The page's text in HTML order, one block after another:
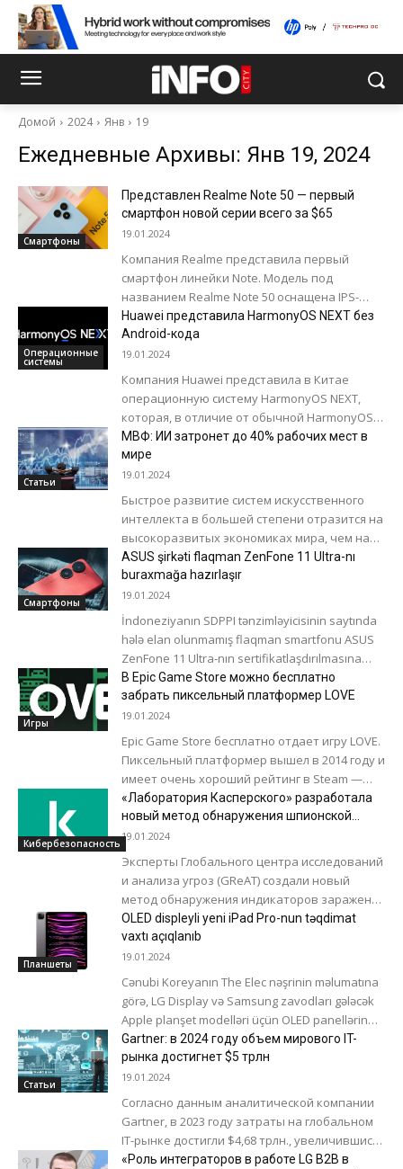
Домой 2024 Янв 19
Ежедневные Архивы: Янв 19, 2024
Смартфоны
Представлен Realme Note 50 — первый
смартфон новой серии всего за $65
19.01.2024
Компания Realme представила первый
смартфон линейки Note. Модель под
названием Realme Note 50 оснащена IPS-
экраном диагональю 6,74 дюйма с
разрешением 1600x720 пикселей (260 ppi),...
Операционные
системы
Huawei представила HarmonyOS NEXT без
Android-кода
19.01.2024
Компания Huawei представила в Китае
операционную систему HarmonyOS NEXT,
которая, в отличие от обычной HarmonyOS,
не базируется на Android AOSP (Android Open
Source Project),...
Статьи
МВФ: ИИ затронет до 40% рабочих мест в
мире
19.01.2024
Быстрое развитие систем искусственного
интеллекта в большей степени отразится на
высокоразвитых экономиках мира, чем на
странах с растущей экономикой и низким
доходом на душу...
Смартфоны
ASUS şirkəti flaqman ZenFone 11 Ultra-nı
buraxmağa hazırlaşır
19.01.2024
İndoneziyanın SDPPI tənzimləyicisinin saytında
hələ elan olunmamış flaqman smartfonu ASUS
ZenFone 11 Ultra-nın sertifikatlaşdırılmasına
dair məlumatlar ortaya çıxdı. Qadcet
asus_aı2401_h indeksi altında qeydiyyata alındı.
Əvvəllər...
Игры
В Epic Game Store можно бесплатно
забрать пиксельный платформер LOVE
19.01.2024
Epic Game Store бесплатно отдает игру LOVE.
Пиксельный платформер вышел в 2014 году и
имеет очень хороший рейтинг в Steam —
92% положительных отзывов....
Кибербезопасность
«Лаборатория Касперского» разработала
новый метод обнаружения шпионской
программы Pegasus на iPhone
19.01.2024
Эксперты Глобального центра исследований
и анализа угроз (GReAT) создали новый
метод обнаружения индикаторов заражения
устройств на iOS сложным шпионским ПО,
таким как Pegasus, Reign...
Планшеты
OLED displeyli yeni iPad Pro-nun təqdimat
vaxtı açıqlanıb
19.01.2024
Cənubi Koreyanın The Elec nəşrinin məlumatına
görə, LG Display və Samsung zavodları gələcək
Apple planşet modelləri üçün OLED panellərin
kütləvi istehsalına başlayıblar. Mənbə iddia...
Статьи
Gartner: в 2024 году объем мирового IT-
рынка достигнет $5 трлн
19.01.2024
Согласно данным аналитической компании
Gartner, в 2023 году затраты на глобальном
IT-рынке достигли $4,68 трлн., увеличившись
примерно на 3,3 % по отношению к
«Роль интеграторов в работе LG B2B в